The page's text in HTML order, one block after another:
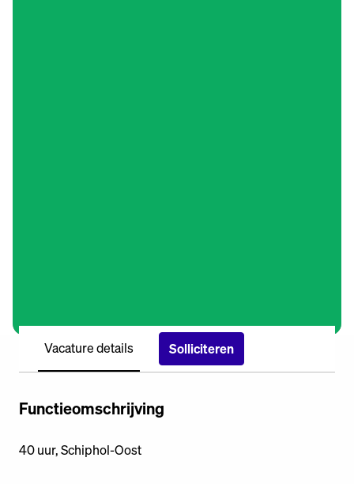
Vacature details Solliciteren
Functieomschrijving
40 uur, Schiphol-Oost